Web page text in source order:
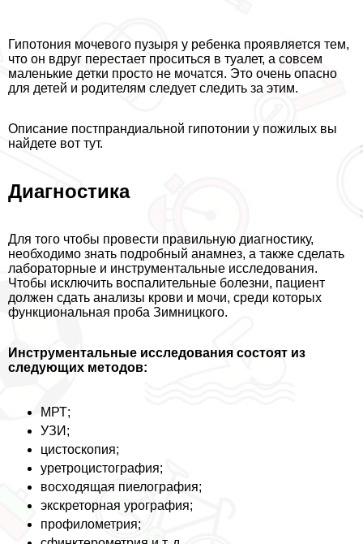
Гипотония мочевого пузыря у ребенка проявляется тем,
что он вдруг перестает проситься в туалет, а совсем
маленькие детки просто не мочатся. Это очень опасно
для детей и родителям следует следить за этим.
Описание постпрандиальной гипотонии у пожилых вы
найдете вот тут.
Диагностика
Для того чтобы провести правильную диагностику,
необходимо знать подробный анамнез, а также сделать
лабораторные и инструментальные исследования.
Чтобы исключить воспалительные болезни, пациент
должен сдать анализы крови и мочи, среди которых
функциональная проба Зимницкого.
Инструментальные исследования состоят из
следующих методов:
МРТ;
УЗИ;
цистоскопия;
уретроцистография;
восходящая пиелография;
экскреторная урография;
профилометрия;